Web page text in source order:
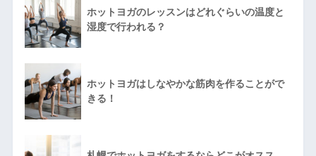
ホットヨガのレッスンはどれぐらいの温度と
湿度で行われる？
ホットヨガはしなやかな筋肉を作ることがで
きる！